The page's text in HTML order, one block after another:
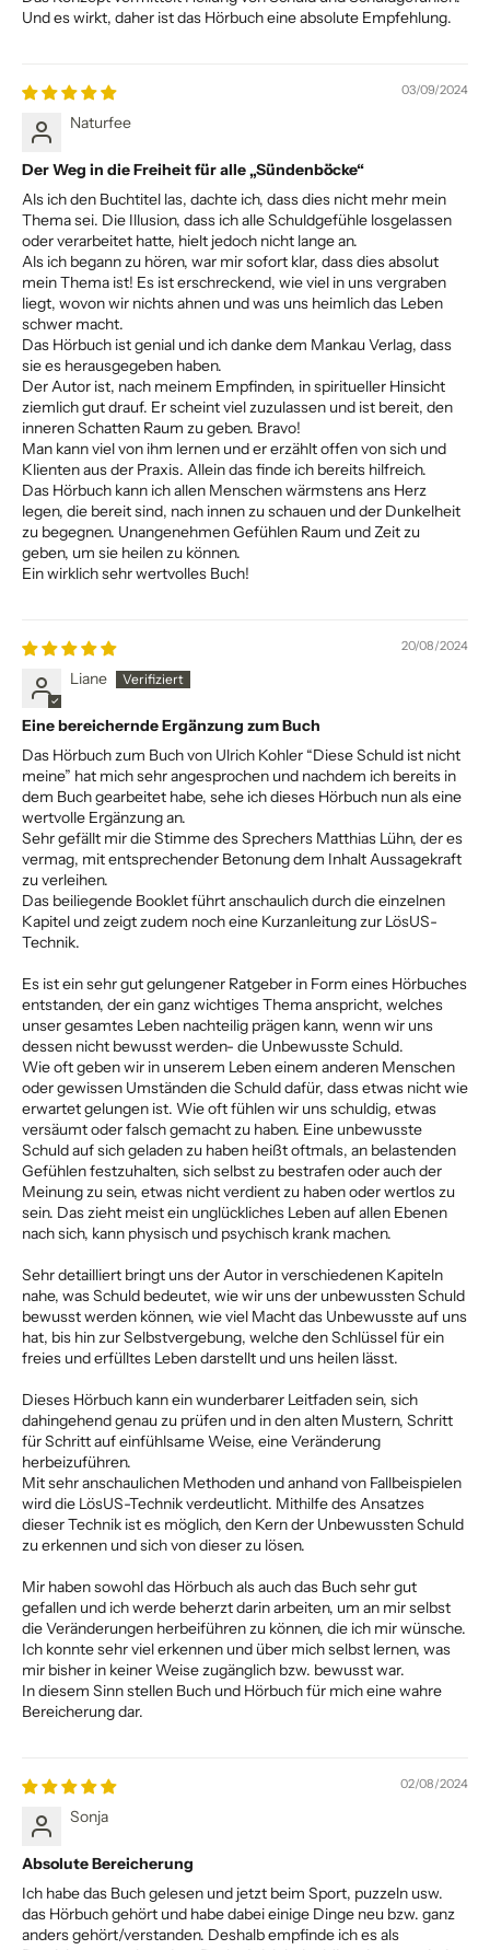
Und es wirkt, daher ist das Hörbuch eine absolute Empfehlung.
03/09/2024
Naturfee
Der Weg in die Freiheit für alle „Sündenböcke“
Als ich den Buchtitel las, dachte ich, dass dies nicht mehr mein
Thema sei. Die Illusion, dass ich alle Schuldgefühle losgelassen
oder verarbeitet hatte, hielt jedoch nicht lange an.
Als ich begann zu hören, war mir sofort klar, dass dies absolut
mein Thema ist! Es ist erschreckend, wie viel in uns vergraben
liegt, wovon wir nichts ahnen und was uns heimlich das Leben
schwer macht.
Das Hörbuch ist genial und ich danke dem Mankau Verlag, dass
sie es herausgegeben haben.
Der Autor ist, nach meinem Empfinden, in spiritueller Hinsicht
ziemlich gut drauf. Er scheint viel zuzulassen und ist bereit, den
inneren Schatten Raum zu geben. Bravo!
Man kann viel von ihm lernen und er erzählt offen von sich und
Klienten aus der Praxis. Allein das finde ich bereits hilfreich.
Das Hörbuch kann ich allen Menschen wärmstens ans Herz
legen, die bereit sind, nach innen zu schauen und der Dunkelheit
zu begegnen. Unangenehmen Gefühlen Raum und Zeit zu
geben, um sie heilen zu können.
Ein wirklich sehr wertvolles Buch!
20/08/2024
Liane
Eine bereichernde Ergänzung zum Buch
Das Hörbuch zum Buch von Ulrich Kohler “Diese Schuld ist nicht
meine” hat mich sehr angesprochen und nachdem ich bereits in
dem Buch gearbeitet habe, sehe ich dieses Hörbuch nun als eine
wertvolle Ergänzung an.
Sehr gefällt mir die Stimme des Sprechers Matthias Lühn, der es
vermag, mit entsprechender Betonung dem Inhalt Aussagekraft
zu verleihen.
Das beiliegende Booklet führt anschaulich durch die einzelnen
Kapitel und zeigt zudem noch eine Kurzanleitung zur LösUS-
Technik.
Es ist ein sehr gut gelungener Ratgeber in Form eines Hörbuches
entstanden, der ein ganz wichtiges Thema anspricht, welches
unser gesamtes Leben nachteilig prägen kann, wenn wir uns
dessen nicht bewusst werden- die Unbewusste Schuld.
Wie oft geben wir in unserem Leben einem anderen Menschen
oder gewissen Umständen die Schuld dafür, dass etwas nicht wie
erwartet gelungen ist. Wie oft fühlen wir uns schuldig, etwas
versäumt oder falsch gemacht zu haben. Eine unbewusste
Schuld auf sich geladen zu haben heißt oftmals, an belastenden
Gefühlen festzuhalten, sich selbst zu bestrafen oder auch der
Meinung zu sein, etwas nicht verdient zu haben oder wertlos zu
sein. Das zieht meist ein unglückliches Leben auf allen Ebenen
nach sich, kann physisch und psychisch krank machen.
Sehr detailliert bringt uns der Autor in verschiedenen Kapiteln
nahe, was Schuld bedeutet, wie wir uns der unbewussten Schuld
bewusst werden können, wie viel Macht das Unbewusste auf uns
hat, bis hin zur Selbstvergebung, welche den Schlüssel für ein
freies und erfülltes Leben darstellt und uns heilen lässt.
Dieses Hörbuch kann ein wunderbarer Leitfaden sein, sich
dahingehend genau zu prüfen und in den alten Mustern, Schritt
für Schritt auf einfühlsame Weise, eine Veränderung
herbeizuführen.
Mit sehr anschaulichen Methoden und anhand von Fallbeispielen
wird die LösUS-Technik verdeutlicht. Mithilfe des Ansatzes
dieser Technik ist es möglich, den Kern der Unbewussten Schuld
zu erkennen und sich von dieser zu lösen.
Mir haben sowohl das Hörbuch als auch das Buch sehr gut
gefallen und ich werde beherzt darin arbeiten, um an mir selbst
die Veränderungen herbeiführen zu können, die ich mir wünsche.
Ich konnte sehr viel erkennen und über mich selbst lernen, was
mir bisher in keiner Weise zugänglich bzw. bewusst war.
In diesem Sinn stellen Buch und Hörbuch für mich eine wahre
Bereicherung dar.
02/08/2024
Sonja
Absolute Bereicherung
Ich habe das Buch gelesen und jetzt beim Sport, puzzeln usw.
das Hörbuch gehört und habe dabei einige Dinge neu bzw. ganz
anders gehört/verstanden. Deshalb empfinde ich es als